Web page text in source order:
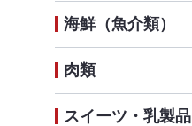
海鮮（魚介類）
肉類
スイーツ・乳製品